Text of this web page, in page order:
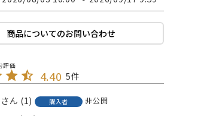
商品についてのお問い合わせ
4.40 5
1 購入者
非公開